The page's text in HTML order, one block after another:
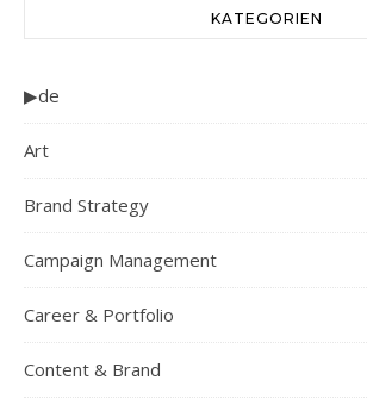
KATEGORIEN
▶de
Art
Brand Strategy
Campaign Management
Career & Portfolio
Content & Brand